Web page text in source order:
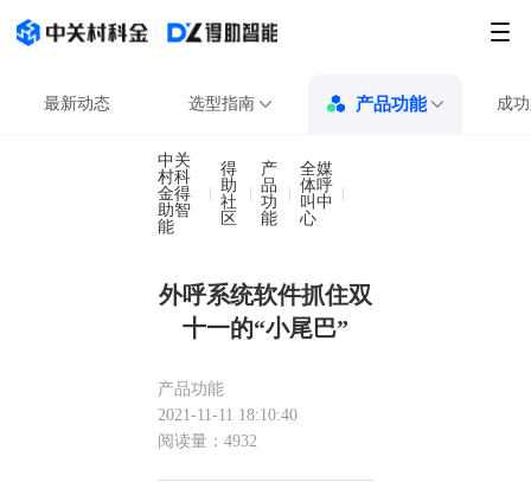
最新动态 选型指南 产品功能 成
中关
村科
金得
助智
能
得
助
社
区
产
品
功
能
全媒
体呼
叫中
心
外呼系统软件抓住双
十一的“小尾巴”
产品功能
2021-11-11 18:10:40
阅读量：4932